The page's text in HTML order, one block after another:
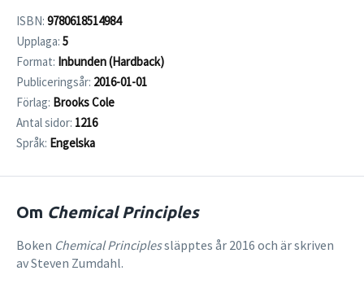
ISBN: 9780618514984
Upplaga: 5
Format: Inbunden (Hardback)
Publiceringsår: 2016-01-01
Förlag: Brooks Cole
Antal sidor: 1216
Språk: Engelska
Om Chemical Principles
Boken Chemical Principlessläpptes år 2016 och är skriven
av Steven Zumdahl.